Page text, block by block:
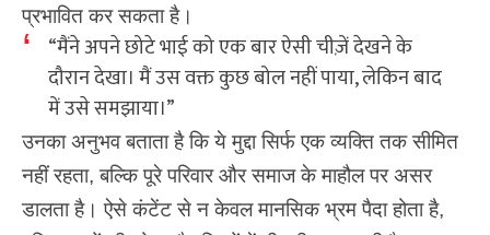
प्रभावित कर सकता है।
“मैंने अपने छोटे भाई को एक बार ऐसी चीज़ें देखने के
दौरान देखा। मैं उस वक्त कुछ बोल नहीं पाया, लेकिन बाद
में उसे समझाया।”
उनका अनुभव बताता है कि ये मुद्दा सिर्फ एक व्यक्ति तक सीमित
नहीं रहता, बल्कि पूरे परिवार और समाज के माहौल पर असर
डालता है। ऐसे कंटेंट से न केवल मानसिक भ्रम पैदा होता है,